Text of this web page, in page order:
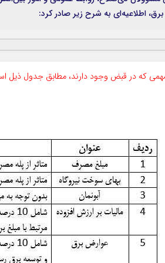
اطلاعیه‌ای به شرح زیر صادر کرد:
که در قبض وجود دارند، مطابق جدول ذیل